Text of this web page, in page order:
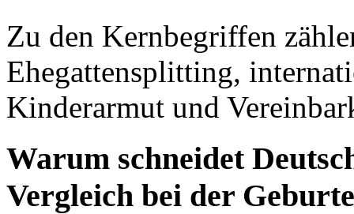
Zu den Kernbegriffen
Ehegattensplitting,
Kinderarmut und
Warum schneidet
Vergleich bei der